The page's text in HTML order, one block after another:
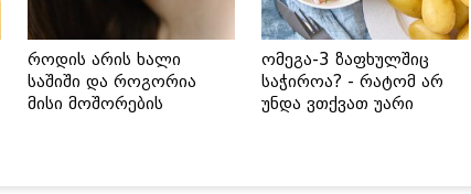
როდის არის ხალი
საშიში და როგორია
მისი მოშორების
ომეგა-3 ზაფხულშიც
საჭიროა? - რატომ არ
უნდა ვთქვათ უარი